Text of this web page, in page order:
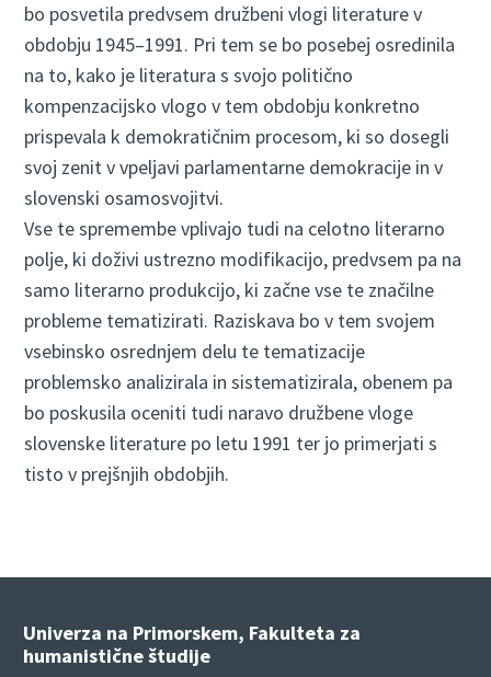
bo posvetila predvsem družbeni vlogi literature v
obdobju 1945–1991. Pri tem se bo posebej osredinila
na to, kako je literatura s svojo politično
kompenzacijsko vlogo v tem obdobju konkretno
prispevala k demokratičnim procesom, ki so dosegli
svoj zenit v vpeljavi parlamentarne demokracije in v
slovenski osamosvojitvi.
Vse te spremembe vplivajo tudi na celotno literarno
polje, ki doživi ustrezno modifikacijo, predvsem pa na
samo literarno produkcijo, ki začne vse te značilne
probleme tematizirati. Raziskava bo v tem svojem
vsebinsko osrednjem delu te tematizacije
problemsko analizirala in sistematizirala, obenem pa
bo poskusila oceniti tudi naravo družbene vloge
slovenske literature po letu 1991 ter jo primerjati s
tisto v prejšnjih obdobjih.
Univerza na Primorskem, Fakulteta za
humanistične študije